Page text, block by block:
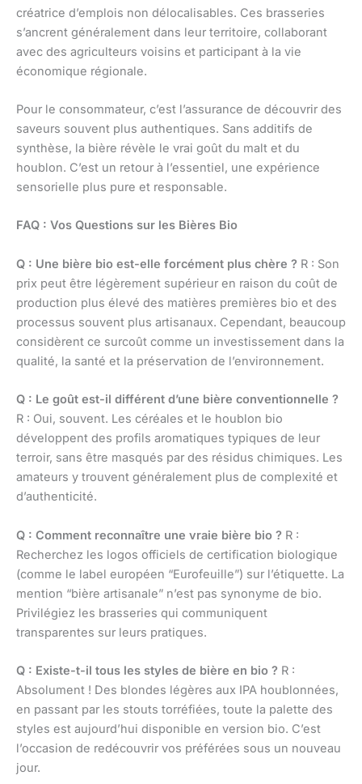
créatrice d’emplois non délocalisables. Ces brasseries
s’ancrent généralement dans leur territoire, collaborant
avec des agriculteurs voisins et participant à la vie
économique régionale.
Pour le consommateur, c’est l’assurance de découvrir des
saveurs souvent plus authentiques. Sans additifs de
synthèse, la bière révèle le vrai goût du malt et du
houblon. C’est un retour à l’essentiel, une expérience
sensorielle plus pure et responsable.
FAQ : Vos Questions sur les Bières Bio
Q : Une bière bio est-elle forcément plus chère ? R : Son
prix peut être légèrement supérieur en raison du coût de
production plus élevé des matières premières bio et des
processus souvent plus artisanaux. Cependant, beaucoup
considèrent ce surcoût comme un investissement dans la
qualité, la santé et la préservation de l’environnement.
Q : Le goût est-il différent d’une bière conventionnelle ?
R : Oui, souvent. Les céréales et le houblon bio
développent des profils aromatiques typiques de leur
terroir, sans être masqués par des résidus chimiques. Les
amateurs y trouvent généralement plus de complexité et
d’authenticité.
Q : Comment reconnaître une vraie bière bio ? R :
Recherchez les logos officiels de certification biologique
(comme le label européen “Eurofeuille”) sur l’étiquette. La
mention “bière artisanale” n’est pas synonyme de bio.
Privilégiez les brasseries qui communiquent
transparentes sur leurs pratiques.
Q : Existe-t-il tous les styles de bière en bio ? R :
Absolument ! Des blondes légères aux IPA houblonnées,
en passant par les stouts torréfiées, toute la palette des
styles est aujourd’hui disponible en version bio. C’est
l’occasion de redécouvrir vos préférées sous un nouveau
jour.